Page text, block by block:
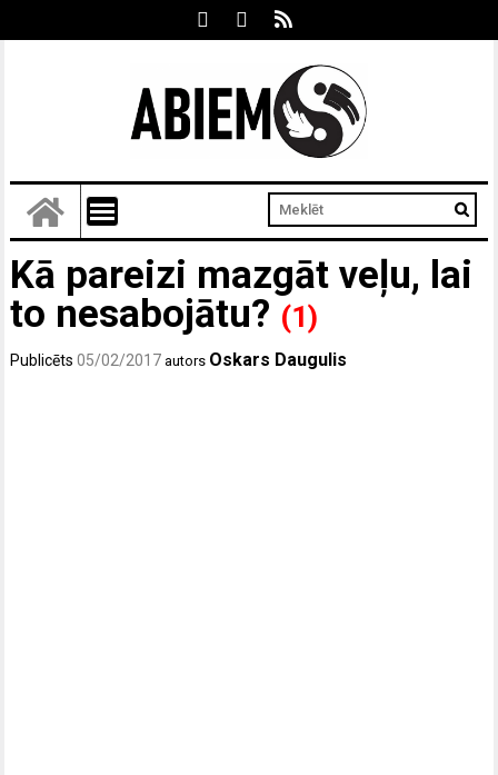
Kā pareizi mazgāt veļu, lai
to nesabojātu? (1)
Publicēts05/02/2017 autors Oskars Daugulis